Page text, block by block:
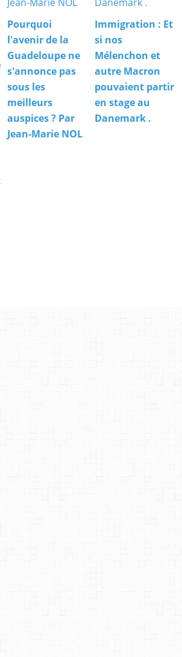
Pourquoi
l'avenir de la
Guadeloupe ne
s'annonce pas
sous les
meilleurs
auspices ? Par
Jean-Marie NOL
Immigration : Et
si nos
Mélenchon et
autre Macron
pouvaient partir
en stage au
Danemark .